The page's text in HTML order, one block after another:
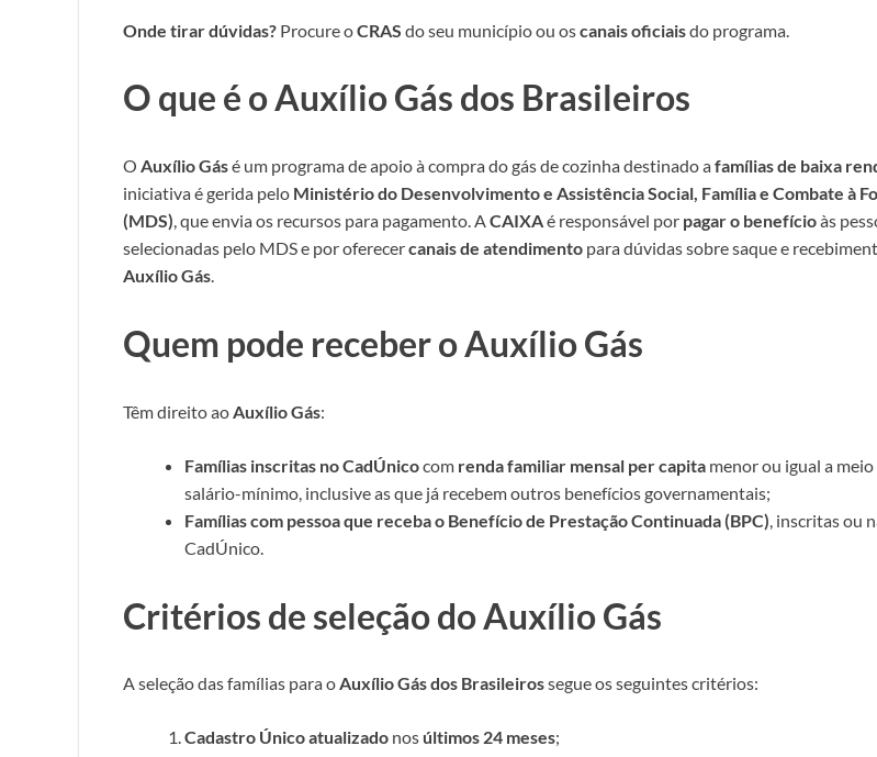
Onde tirar dúvidas? Procure oCRAS do seu município ou oscanais oficiaisdo programa.
O que é o Auxílio Gás dos Brasileiros
O Auxílio Gásé um programa de apoio à compra do gás de cozinha destinado afamílias de baixa
iniciativa é gerida pelo Ministério do Desenvolvimento e Assistência Social, Família e Combate à
(MDS), que envia os recursos para pagamento. ACAIXAé responsável por pagar o benefícioàs
selecionadas pelo MDS e por oferecercanais de atendimento para dúvidas sobre saque e
Auxílio Gás.
Quem pode receber o Auxílio Gás
Têm direito ao Auxílio Gás:
Famílias inscritas no CadÚnicocom renda familiar mensal per capita menor ou igual a meio
salário-mínimo, inclusive as que já recebem outros benefícios governamentais;
Famílias com pessoa que receba o Benefício de Prestação Continuada (BPC) , inscritas ou
CadÚnico.
Critérios de seleção do Auxílio Gás
A seleção das famílias para oAuxílio Gás dos Brasileirossegue os seguintes critérios:
Cadastro Único atualizado nos últimos 24 meses;